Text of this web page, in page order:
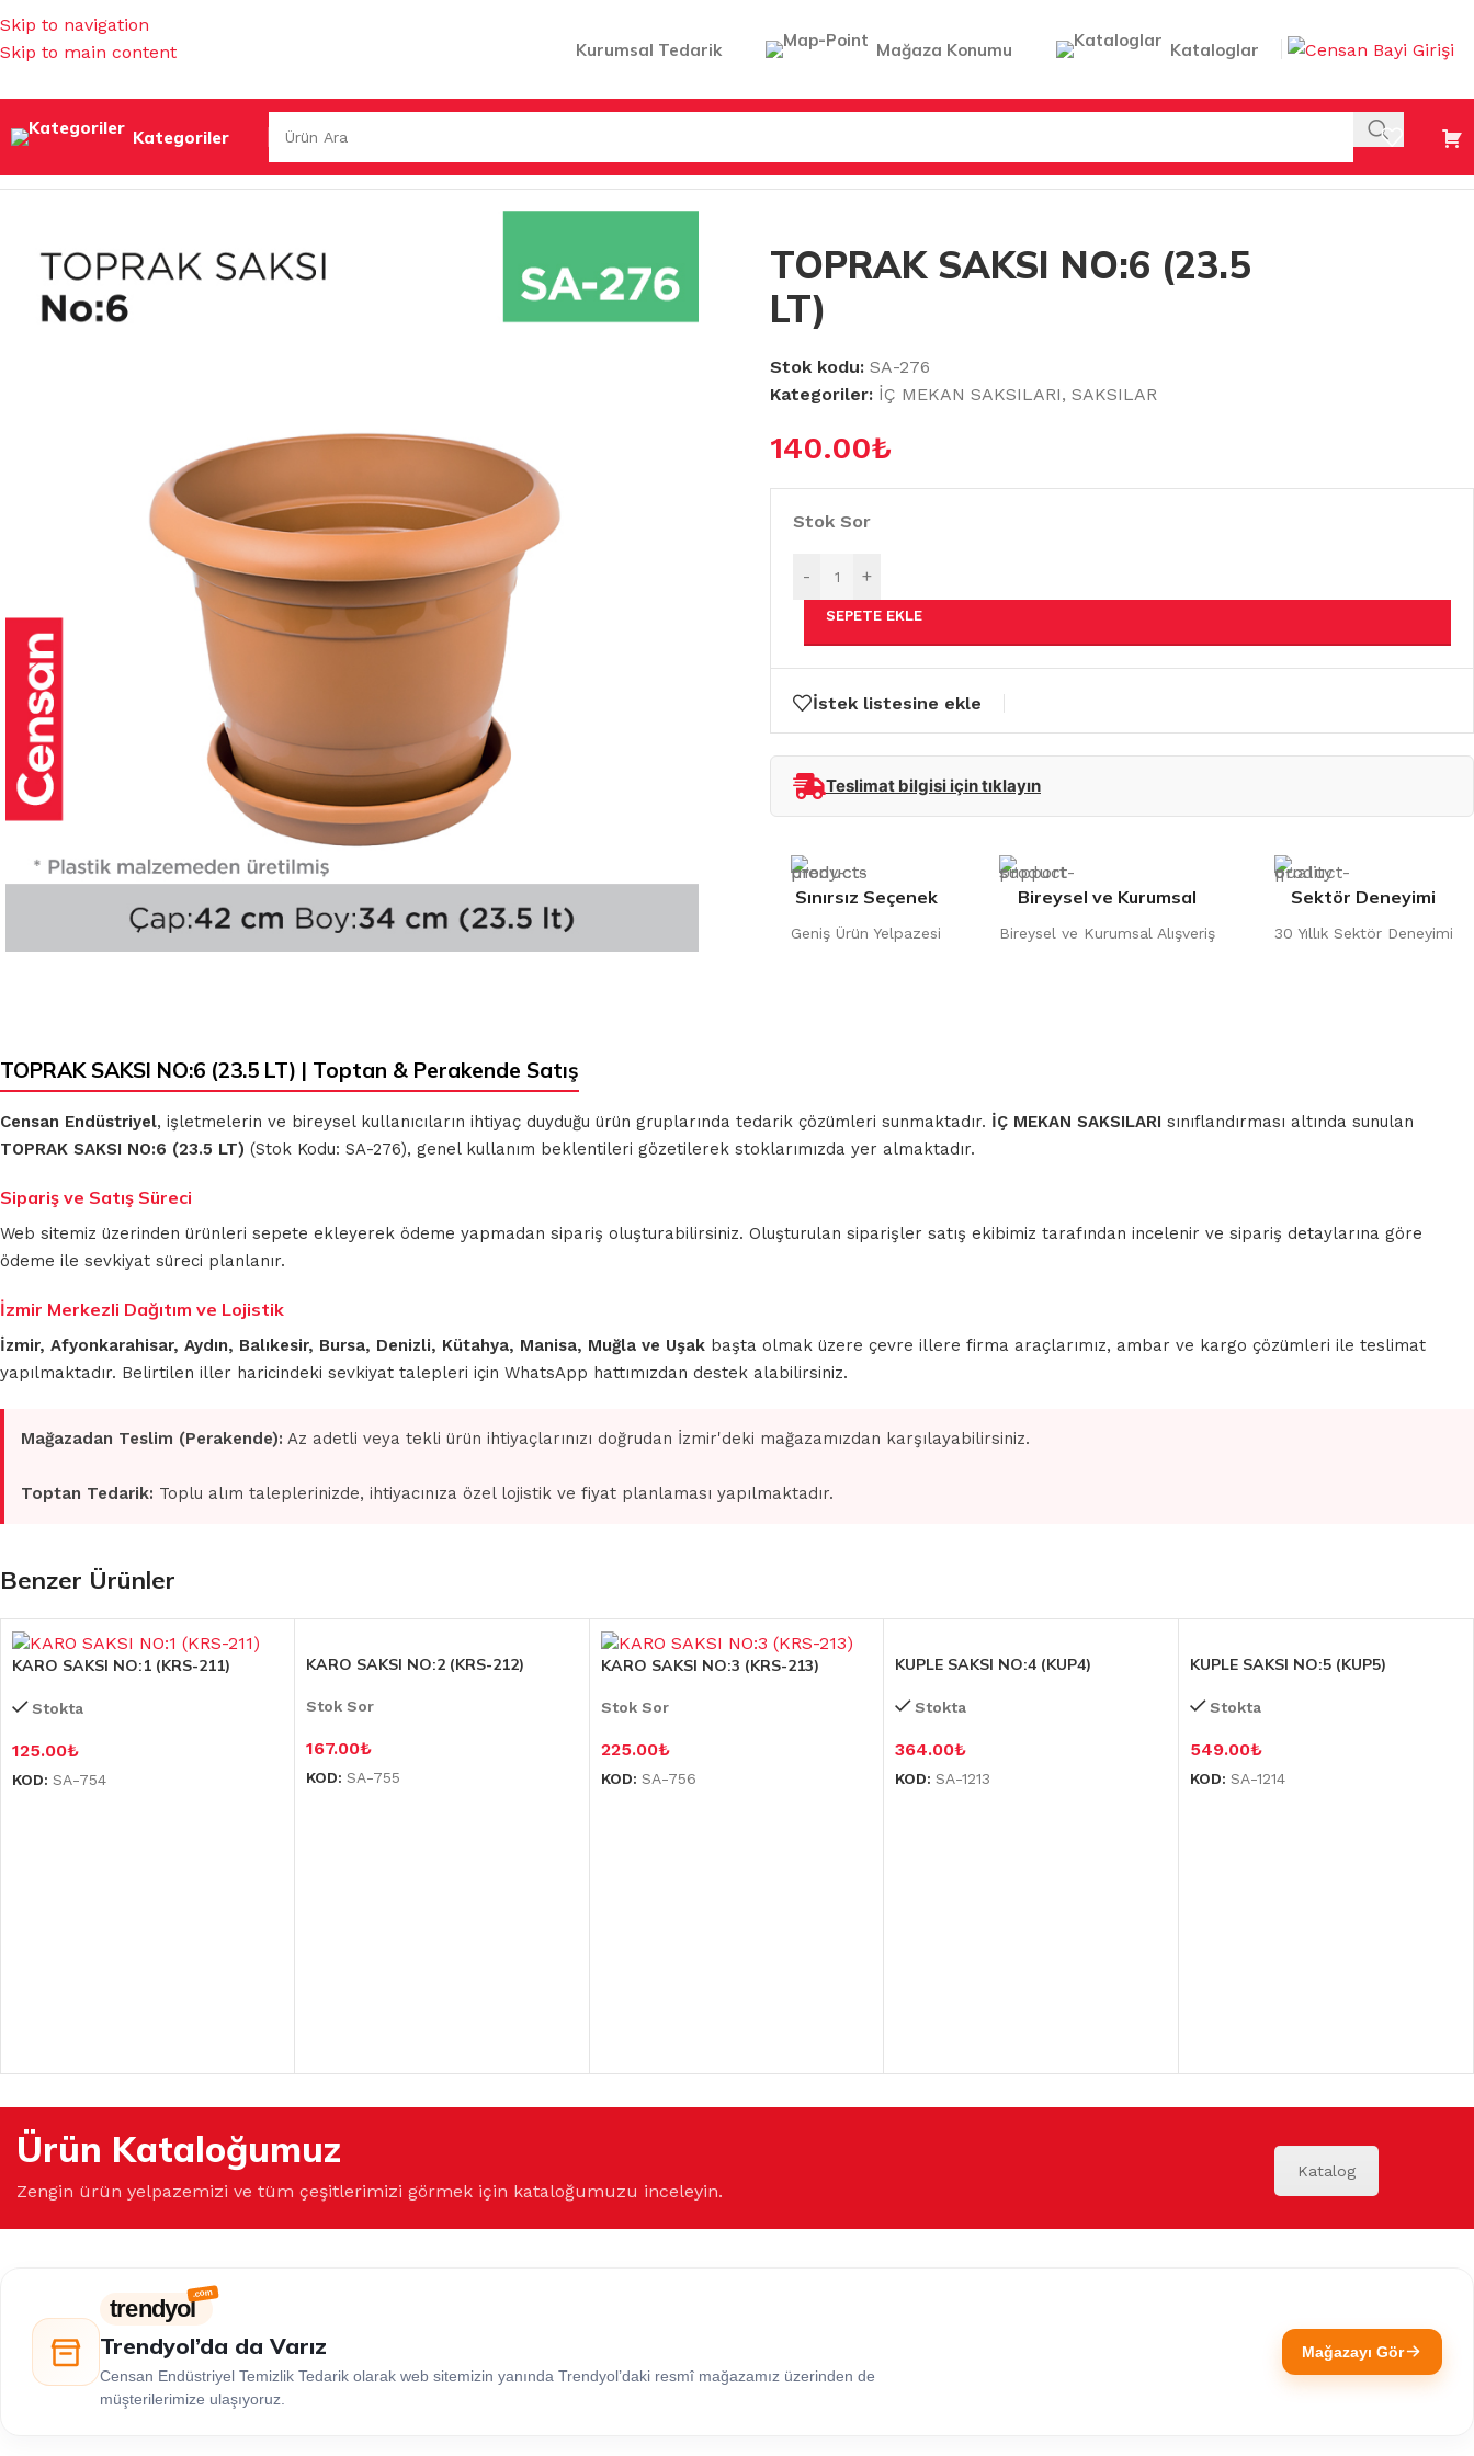
Skip to navigation
Skip to main content
Kurumsal Tedarik Mağaza Konumu Kataloglar
Kategoriler
İÇ MEKAN SAKSILARI/TOPRAK SAKSI NO:6 (23.5 LT)
TOPRAK SAKSI NO:6 (23.5
LT)
Stok kodu: SA-276
Kategoriler: İÇ MEKAN SAKSILARI, SAKSILAR
140.00₺
Stok Sor
- +
SEPETE EKLE
İstek listesine ekle
Teslimat bilgisi için tıklayın
Sınırsız Seçenek
Geniş Ürün Yelpazesi
Bireysel ve Kurumsal
Bireysel ve Kurumsal Alışveriş
Sektör Deneyimi
30 Yıllık Sektör Deneyimi
TOPRAK SAKSI NO:6 (23.5 LT) | Toptan & Perakende Satış
Censan Endüstriyel, işletmelerin ve bireysel kullanıcıların ihtiyaç duyduğu ürün gruplarında tedarik çözümleri sunmaktadır. İÇ MEKAN SAKSILARI sınıflandırması altında sunulan
TOPRAK SAKSI NO:6 (23.5 LT) (Stok Kodu: SA-276), genel kullanım beklentileri gözetilerek stoklarımızda yer almaktadır.
Sipariş ve Satış Süreci
Web sitemiz üzerinden ürünleri sepete ekleyerek ödeme yapmadan sipariş oluşturabilirsiniz. Oluşturulan siparişler satış ekibimiz tarafından incelenir ve sipariş detaylarına göre
ödeme ile sevkiyat süreci planlanır.
İzmir Merkezli Dağıtım ve Lojistik
İzmir, Afyonkarahisar, Aydın, Balıkesir, Bursa, Denizli, Kütahya, Manisa, Muğla ve Uşak başta olmak üzere çevre illere firma araçlarımız, ambar ve kargo çözümleri ile teslimat
yapılmaktadır. Belirtilen iller haricindeki sevkiyat talepleri için WhatsApp hattımızdan destek alabilirsiniz.
Mağazadan Teslim (Perakende): Az adetli veya tekli ürün ihtiyaçlarınızı doğrudan İzmir'deki mağazamızdan karşılayabilirsiniz.
Toptan Tedarik: Toplu alım taleplerinizde, ihtiyacınıza özel lojistik ve fiyat planlaması yapılmaktadır.
Benzer Ürünler
KARO SAKSI NO:1 (KRS-211)
Stokta
125.00₺
KOD: SA-754
KARO SAKSI NO:2 (KRS-212)
Stok Sor
167.00₺
KOD:SA-755
KARO SAKSI NO:3 (KRS-213)
Stok Sor
225.00₺
KOD: SA-756
KUPLE SAKSI NO:4 (KUP4)
Stokta
364.00₺
KOD:SA-1213
KUPLE SAKSI NO:5 (KUP5)
Stokta
549.00₺
KOD: SA-1214
Ürün Kataloğumuz
Zengin ürün yelpazemizi ve tüm çeşitlerimizi görmek için kataloğumuzu inceleyin.
Katalog
trendyol
Trendyol’da da Varız
Censan Endüstriyel Temizlik Tedarik olarak web sitemizin yanında Trendyol’daki resmî mağazamız üzerinden de
müşterilerimize ulaşıyoruz.
Mağazayı Gör